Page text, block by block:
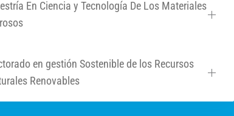
En Ciencia y Tecnología De Los Materiales
en gestión Sostenible de los Recursos
Renovables